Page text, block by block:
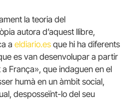
la teoria del
autora d’aquest llibre,
a eldiario.es que hi ha diferents
es van desenvolupar a partir
França», que indaguen en el
humà en un àmbit social,
desposseïnt-lo del seu